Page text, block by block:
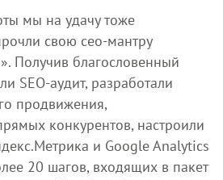
мы на удачу тоже
свою сео-мантру
Получив благословенный
SEO-аудит, разработали
продвижения,
конкурентов, настроили
и Google Analytics
20 шагов, входящих в пакет